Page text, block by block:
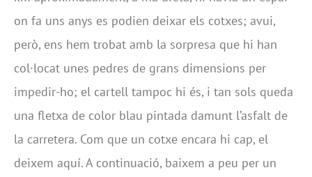
on fa uns anys es podien deixar els cotxes; avui,
però, ens hem trobat amb la sorpresa que hi han
col·locat unes pedres de grans dimensions per
impedir-ho; el cartell tampoc hi és, i tan sols queda
una fletxa de color blau pintada damunt l’asfalt de
la carretera. Com que un cotxe encara hi cap, el
deixem aquí. A continuació, baixem a peu per un